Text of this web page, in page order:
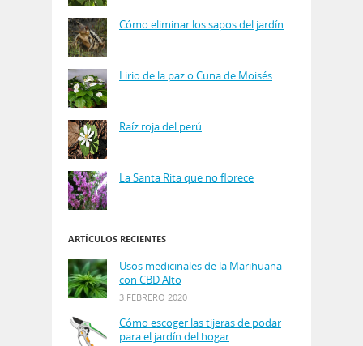
Cómo eliminar los sapos del jardín
Lirio de la paz o Cuna de Moisés
Raíz roja del perú
La Santa Rita que no florece
ARTÍCULOS RECIENTES
Usos medicinales de la Marihuana
con CBD Alto
3 FEBRERO 2020
Cómo escoger las tijeras de podar
para el jardín del hogar